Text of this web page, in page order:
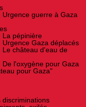
guerre à Gaza
La pépinière
Gaza déplacés
Le château d'eau de
l'oxygène pour Gaza
pour Gaza"
discriminations